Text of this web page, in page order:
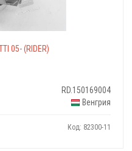
05- (RIDER)
RD.150169004
Венгрия
Код: 82300-11